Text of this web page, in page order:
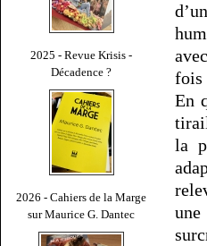
2025 - Revue Krisis -
Décadence ?
2026 - Cahiers de la Marge
sur Maurice G. Dantec
fois
En
la
une